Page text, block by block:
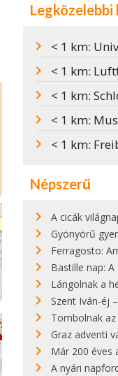
< 1 km:
< 1 km:
< 1 km: Schloss
< 1 km: Mussen
< 1 km:
Népszerű
A cicák világnapján
Gyönyörű gyerekbarát
Ferragosto:
Bastille nap: A Bastille
Lángolnak a
Szent Iván-éj
Tombolnak az
Graz adventi
Már 200 éves a
A nyári napforduló